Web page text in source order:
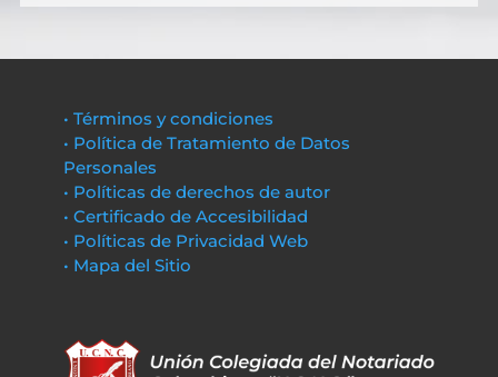
• Términos y condiciones
• Política de Tratamiento de Datos
Personales
• Políticas de derechos de autor
• Certificado de Accesibilidad
• Políticas de Privacidad Web
• Mapa del Sitio